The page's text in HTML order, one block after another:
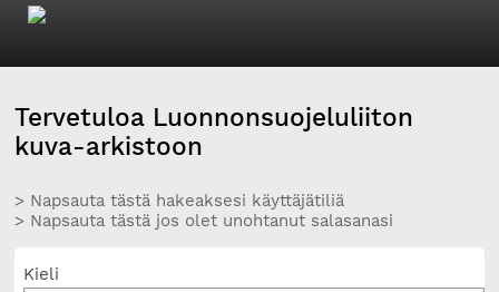
Tervetuloa Luonnonsuojeluliiton
kuva-arkistoon
> Napsauta tästä hakeaksesi käyttäjätiliä
> Napsauta tästä jos olet unohtanut salasanasi
Kieli